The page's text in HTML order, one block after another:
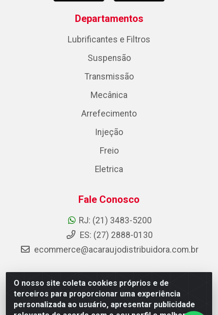
O nosso site coleta cookies próprios e de
terceiros para proporcionar uma experiência
personalizada ao usuário, apresentar publicidade
Departamentos
Lubrificantes e Filtros
Suspensão
Transmissão
Mecânica
Arrefecimento
Injeção
Freio
Eletrica
Fale Conosco
RJ: (21) 3483-5200
ES: (27) 2888-0130
ecommerce@acaraujodistribuidora.com.br
AC Araujo Distribuidora - Rua Carneiro de Campos, 42 -
São Cristóvão, Rio de Janeiro/RJ - CEP 20.920-410 -
CNPJ 08.744.753/0003-85